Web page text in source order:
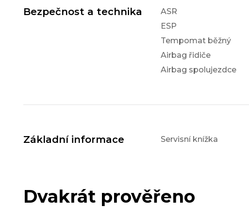
Bezpečnost a technika
ASR
ESP
Tempomat běžný
Airbag řidiče
Airbag spolujezdce
Základní informace Servisní knížka
Dvakrát prověřeno